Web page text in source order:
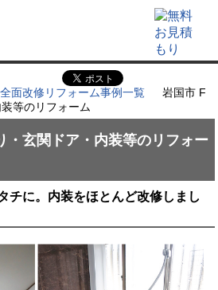
全面改修リフォーム事例一覧
岩国市 F
等のリフォーム
・玄関ドア・内装等のリフォー
チに。内装をほとんど改修しまし